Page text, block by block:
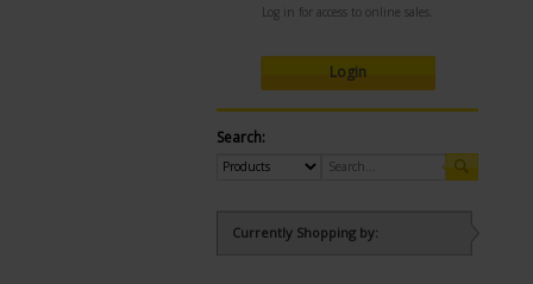
Log in for access to online sales.
Login
Search:
Currently Shopping by: